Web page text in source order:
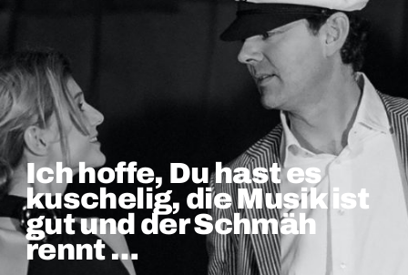
Ich hoffe, Du hast es
kuschelig, die Musik ist
gut und der Schmäh
rennt …